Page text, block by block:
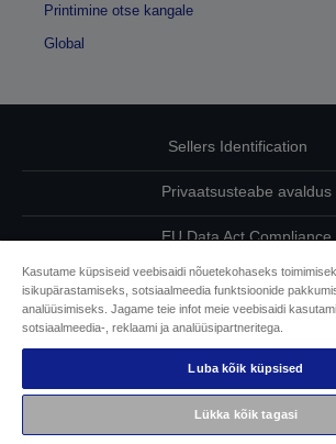
Printimine otse kangale
Global
Sellers Identification
Privaatsusteabe avaldus
EU Data Act Compliance
Võtke meiega oma andmete osas
Cookie Information
Epsoni pühendumine
Autoriõigus © 2026 Seiko
Kasutame küpsiseid veebisaidi nõuetekohaseks
isikupärastamiseks, sotsiaalmeedia funktsioonide
analüüsimiseks. Jagame teie infot meie veebisaidi
sotsiaalmeedia-, reklaami ja analüüsipartneritega.
Luba kõik küpsised
Lükka kõik tagasi